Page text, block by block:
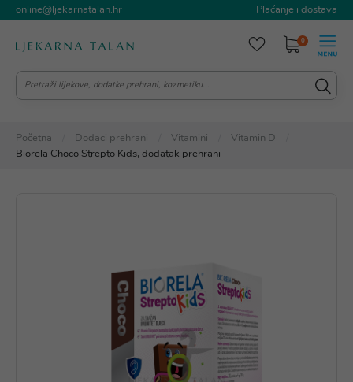
online@ljekarnatalan.hr Plaćanje i dostava
0
Početna Dodaci prehrani Vitamini
Vitamin D
Biorela Choco Strepto Kids, dodatak prehrani